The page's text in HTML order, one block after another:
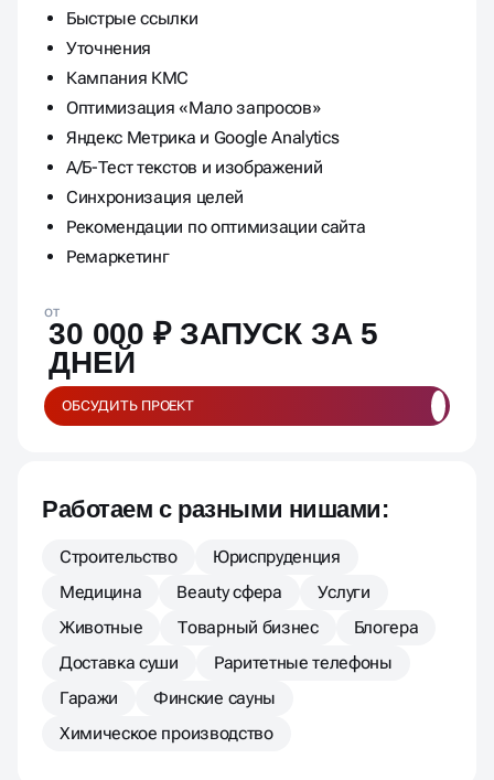
Быстрые ссылки
Уточнения
Кампания КМС
Оптимизация «Мало запросов»
Яндекс Метрика и Google Analytics
А/Б-Тест текстов и изображений
Синхронизация целей
Рекомендации по оптимизации сайта
Ремаркетинг
от
30 000 ₽ ЗАПУСК ЗА 5
ДНЕЙ
ОБСУДИТЬ ПРОЕКТ
Работаем с разными нишами:
Строительство
Юриспруденция
Медицина
Beauty сфера
Услуги
Животные
Товарный бизнес
Блогера
Доставка суши
Раритетные телефоны
Гаражи
Финские сауны
Химическое производство